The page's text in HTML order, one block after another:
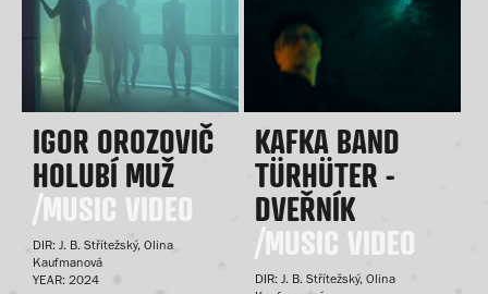
IGOR OROZOVIČ
HOLUBÍ MUŽ
/MUSIC VIDEO
DIR: J. B. Střítežský, Olina
Kaufmanová
YEAR: 2024
KAFKA BAND
TÜRHÜTER -
DVEŘNÍK
/MUSIC VIDEO
DIR: J. B. Střítežský, Olina